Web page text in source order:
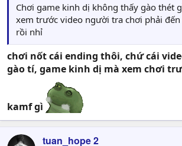
Chơi game kinh dị không thấy gào thét
xem trước video người tra chơi phải
rồi nhỉ
chơi nốt cái ending thôi, chứ cái
gào tí, game kinh dị mà xem chơi
kamf gì
tuan_hope 2